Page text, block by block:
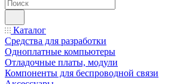
Каталог
Средства для разработки
Одноплатные компьютеры
Отладочные платы, модули
Компоненты для беспроводной связи